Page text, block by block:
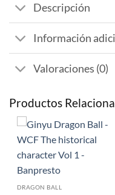
Descripción
Información
Valoraciones (0)
Productos
DRAGON BALL